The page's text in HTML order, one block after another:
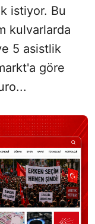
istiyor. Bu
kulvarlarda
5 asistlik
göre